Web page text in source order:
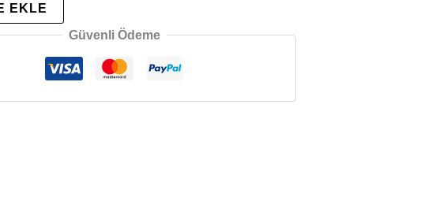
EKLE
Güvenli Ödeme